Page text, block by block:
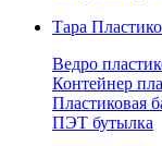
Тара
Ведро
Контейнер
Пластиковая
ПЭТ бутылка